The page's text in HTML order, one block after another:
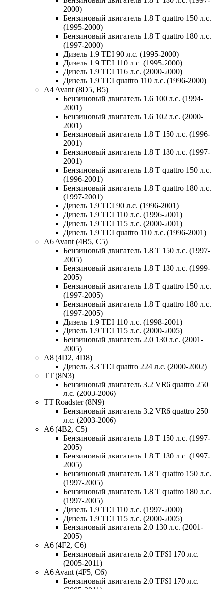
2000)
Бензиновый двигатель 1.8 T quattro 150 л.с.
(1995-2000)
Бензиновый двигатель 1.8 T quattro 180 л.с.
(1997-2000)
Дизель 1.9 TDI 90 л.с. (1995-2000)
Дизель 1.9 TDI 110 л.с. (1995-2000)
Дизель 1.9 TDI 116 л.с. (2000-2000)
Дизель 1.9 TDI quattro 110 л.с. (1996-2000)
A4 Avant (8D5, B5)
Бензиновый двигатель 1.6 100 л.с. (1994-
2001)
Бензиновый двигатель 1.6 102 л.с. (2000-
2001)
Бензиновый двигатель 1.8 T 150 л.с. (1996-
2001)
Бензиновый двигатель 1.8 T 180 л.с. (1997-
2001)
Бензиновый двигатель 1.8 T quattro 150 л.с.
(1996-2001)
Бензиновый двигатель 1.8 T quattro 180 л.с.
(1997-2001)
Дизель 1.9 TDI 90 л.с. (1996-2001)
Дизель 1.9 TDI 110 л.с. (1996-2001)
Дизель 1.9 TDI 115 л.с. (2000-2001)
Дизель 1.9 TDI quattro 110 л.с. (1996-2001)
A6 Avant (4B5, C5)
Бензиновый двигатель 1.8 T 150 л.с. (1997-
2005)
Бензиновый двигатель 1.8 T 180 л.с. (1999-
2005)
Бензиновый двигатель 1.8 T quattro 150 л.с.
(1997-2005)
Бензиновый двигатель 1.8 T quattro 180 л.с.
(1997-2005)
Дизель 1.9 TDI 110 л.с. (1998-2001)
Дизель 1.9 TDI 115 л.с. (2000-2005)
Бензиновый двигатель 2.0 130 л.с. (2001-
2005)
A8 (4D2, 4D8)
Дизель 3.3 TDI quattro 224 л.с. (2000-2002)
TT (8N3)
Бензиновый двигатель 3.2 VR6 quattro 250
л.с. (2003-2006)
TT Roadster (8N9)
Бензиновый двигатель 3.2 VR6 quattro 250
л.с. (2003-2006)
A6 (4B2, C5)
Бензиновый двигатель 1.8 T 150 л.с. (1997-
2005)
Бензиновый двигатель 1.8 T 180 л.с. (1997-
2005)
Бензиновый двигатель 1.8 T quattro 150 л.с.
(1997-2005)
Бензиновый двигатель 1.8 T quattro 180 л.с.
(1997-2005)
Дизель 1.9 TDI 110 л.с. (1997-2000)
Дизель 1.9 TDI 115 л.с. (2000-2005)
Бензиновый двигатель 2.0 130 л.с. (2001-
2005)
A6 (4F2, C6)
Бензиновый двигатель 2.0 TFSI 170 л.с.
(2005-2011)
A6 Avant (4F5, C6)
Бензиновый двигатель 2.0 TFSI 170 л.с.